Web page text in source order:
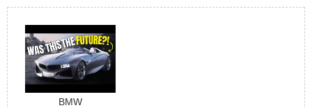
BMW